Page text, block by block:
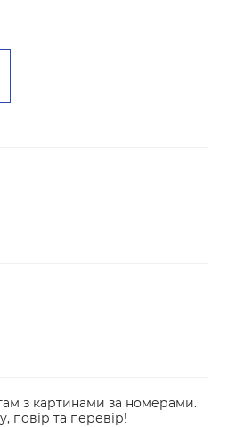
з картинами за номерами.
повір та перевір!